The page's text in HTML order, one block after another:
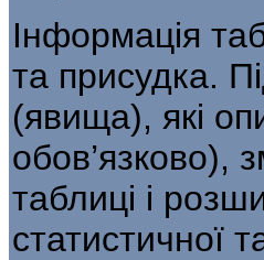
Інформація
та присудка.
(явища), які
обов’язково),
таблиці і
статистичної